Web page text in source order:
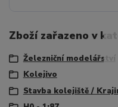
Zboží zařazeno v
Železniční modelářství
Kolejivo
Stavba kolejiště /